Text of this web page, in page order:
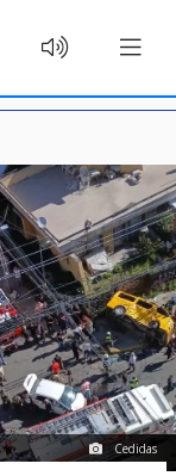
Cedidas